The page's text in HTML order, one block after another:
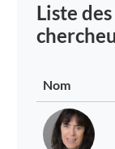
Liste
Nom